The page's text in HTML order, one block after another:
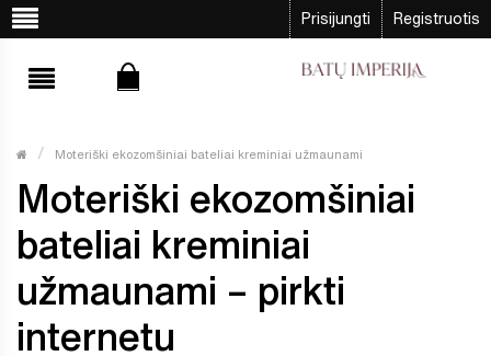
Prisijungti Registruotis
Moteriški ekozomšiniai bateliai kreminiai užmaunami
Moteriški ekozomšiniai
bateliai kreminiai
užmaunami – pirkti
internetu